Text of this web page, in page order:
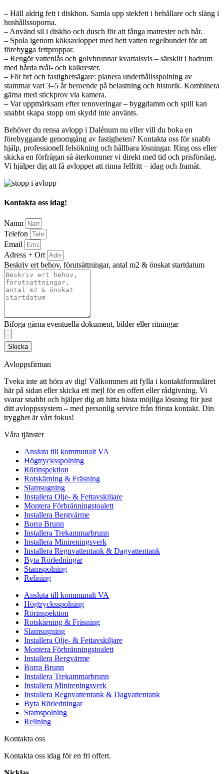
– Häll aldrig fett i diskhon. Samla upp stekfett i behållare och släng i
hushållssoporna.
– Använd sil i diskho och dusch för att fånga matrester och hår.
– Spola igenom köksavloppet med hett vatten regelbundet för att
förebygga fettproppar.
– Rengör vattenlås och golvbrunnar kvartalsvis – särskilt i badrum
med hårda tvål- och kalkrester.
– För brf och fastighetsägare: planera underhållsspolning av
stammar vart 3–5 år beroende på belastning och historik. Kombinera
gärna med stickprov via kamera.
– Var uppmärksam efter renoveringar – byggdamm och spill kan
snabbt skapa stopp om skydd inte använts.
Behöver du rensa avlopp i Dalénum nu eller vill du boka en
förebyggande genomgång av fastigheten? Kontakta oss för snabb
hjälp, professionell felsökning och hållbara lösningar. Ring oss eller
skicka en förfrågan så återkommer vi direkt med tid och prisförslag.
Vi hjälper dig att få avloppet att rinna felfritt – idag och framåt.
Kontakta oss idag!
Namn
Telefon
Email
Adress + Ort
Beskriv ert behov, förutsättningar, antal m2 & önskat startdatum
Bifoga gärna eventuella dokument, bilder eller ritningar
Skicka
Avloppsfirman
Tveka inte att höra av dig! Välkommen att fylla i kontaktformuläret
här på sidan eller skicka ett mejl för en offert eller rådgivning. Vi
svarar snabbt och hjälper dig att hitta bästa möjliga lösning för just
ditt avloppssystem – med personlig service från första kontakt. Din
trygghet är vårt fokus!
Våra tjänster
Ansluta till kommunalt VA
Högtrycksspolning
Rörinspektion
Rotskärning & Fräsning
Slamsugning
Installera Olje- & Fettavskiljare
Montera Förbränningstoalett
Installera Bergvärme
Borra Brunn
Installera Trekammarbrunn
Installera Minireningsverk
Installera Regnvattentank & Dagvattentank
Byta Rörledningar
Stamspolning
Relining
Ansluta till kommunalt VA
Högtrycksspolning
Rörinspektion
Rotskärning & Fräsning
Slamsugning
Installera Olje- & Fettavskiljare
Montera Förbränningstoalett
Installera Bergvärme
Borra Brunn
Installera Trekammarbrunn
Installera Minireningsverk
Installera Regnvattentank & Dagvattentank
Byta Rörledningar
Stamspolning
Relining
Kontakta oss
Kontakta oss idag för en fri offert.